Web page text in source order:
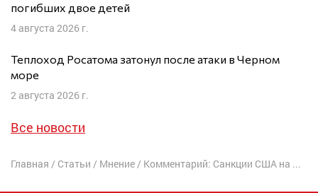
погибших двое детей
4 августа 2026 г.
Теплоход Росатома затонул после атаки в Черном
море
2 августа 2026 г.
Все новости
Главная / Статьи / Мнение/ Комментарий: Санкции США на долгие десятилетия